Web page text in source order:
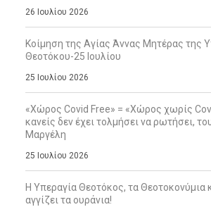
26 Ιουλίου 2026
Κοίμηση της Αγίας Άννας Μητέρας της
Θεοτόκου-25 Ιουλίου
25 Ιουλίου 2026
«Χώρος Covid Free» = «Χώρος χωρίς
κανείς δεν έχει τολμήσει να ρωτήσει,
Μαργέλη
25 Ιουλίου 2026
Η Υπεραγία Θεοτόκος, τα Θεοτοκονύμια
αγγίζει τα ουράνια!